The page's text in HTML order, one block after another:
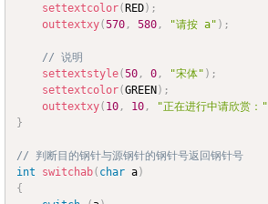
settextcolor( RED) ;
outtextxy(570 , 580 , "请按 a" ) ;
// 说明
settextstyle(50 , 0 , "宋体" ) ;
settextcolor(GREEN ) ;
outtextxy( 10 , 10 , "正在进行中请欣赏："
}
// 判断目的钢针与源钢针的钢针号返回钢针号
int
switchab( char a)
{